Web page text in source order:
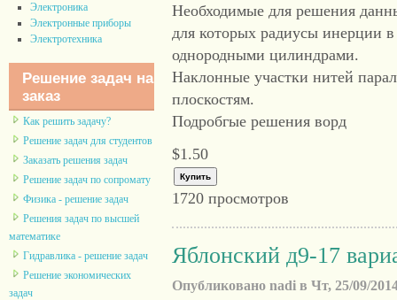
Электроника
Электронные приборы
Электротехника
Решение задач на
заказ
Как решить задачу?
Решение задач для студентов
Заказать решения задач
Решение задач по сопромату
Физика - решение задач
Решения задач по высшей
математике
Гидравлика - решение задач
Решение экономических
задач
Необходимые для решения
для которых радиусы инерции
однородными цилиндрами.
Наклонные участки нитей
плоскостям.
Подробгые решения ворд
$1.50
1720 просмотров
Яблонский д9-17
Опубликовано nadi в Чт, 25/09/